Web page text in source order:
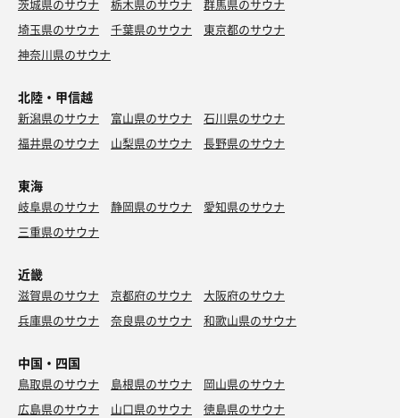
茨城県のサウナ 栃木県のサウナ
群馬県のサウナ
埼玉県のサウナ
千葉県のサウナ
東京都のサウナ
神奈川県のサウナ
北陸・甲信越
新潟県のサウナ 富山県のサウナ
石川県のサウナ
福井県のサウナ
山梨県のサウナ 長野県のサウナ
東海
岐阜県のサウナ 静岡県のサウナ
愛知県のサウナ
三重県のサウナ
近畿
滋賀県のサウナ 京都府のサウナ
大阪府のサウナ
兵庫県のサウナ
奈良県のサウナ 和歌山県のサウナ
中国・四国
鳥取県のサウナ 島根県のサウナ
岡山県のサウナ
広島県のサウナ
山口県のサウナ
徳島県のサウナ